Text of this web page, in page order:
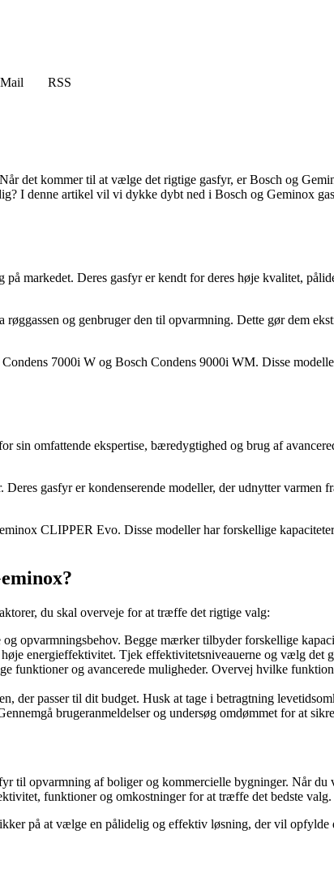
Mail
RSS
det kommer til at vælge det rigtige gasfyr, er Bosch og
I denne artikel vil vi dykke dybt ned i Bosch og Geminox
markedet. Deres gasfyr er kendt for deres høje kvalitet,
og genbruger den til opvarmning. Dette gør dem
7000i W og Bosch Condens 9000i WM. Disse
sin omfattende ekspertise, bæredygtighed og brug af
gasfyr er kondenserende modeller, der udnytter varmen
CLIPPER Evo. Disse modeller har forskellige
du skal overveje for at træffe det rigtige valg:
opvarmningsbehov. Begge mærker tilbyder forskellige
energieffektivitet. Tjek effektivitetsniveauerne og vælg det
funktioner og avancerede muligheder. Overvej hvilke
passer til dit budget. Husk at tage i betragtning
brugeranmeldelser og undersøg omdømmet for at
til opvarmning af boliger og kommercielle bygninger. Når
funktioner og omkostninger for at træffe det bedste valg.
på at vælge en pålidelig og effektiv løsning, der vil opfylde